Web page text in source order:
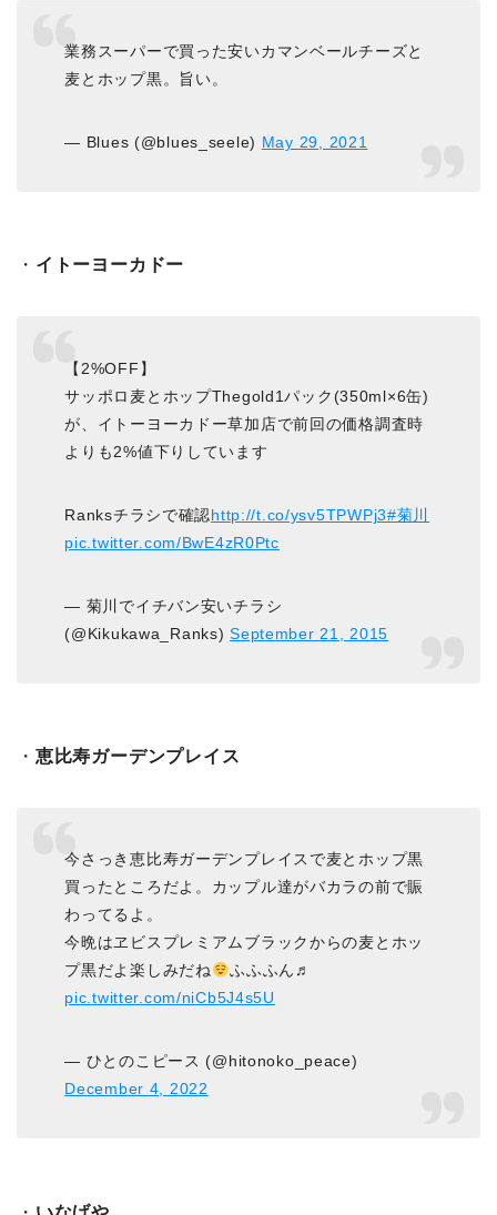
業務スーパーで買った安いカマンベールチーズと
麦とホップ黒。旨い。
— Blues (@blues_seele) May 29, 2021
・ イトーヨーカドー
【2%OFF】
サッポロ麦とホップThegold1パック(350ml×6缶)
が、イトーヨーカドー草加店で前回の価格調査時
よりも2%値下りしています
Ranksチラシで確認http://t.co/ysv5TPWPj3#菊川
pic.twitter.com/BwE4zR0Ptc
— 菊川でイチバン安いチラシ
(@Kikukawa_Ranks)September 21, 2015
・ 恵比寿ガーデンプレイス
今さっき恵比寿ガーデンプレイスで麦とホップ黒
買ったところだよ。カップル達がバカラの前で賑
わってるよ。
今晩はヱビスプレミアムブラックからの麦とホッ
プ黒だよ楽しみだね
ふふふん♬
pic.twitter.com/niCb5J4s5U
— ひとのこピース (@hitonoko_peace)
December 4, 2022